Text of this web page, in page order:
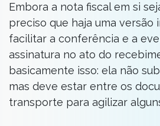
Embora a nota fiscal em si
preciso que haja uma versão
facilitar a conferência e a
assinatura no ato do
basicamente isso: ela não
mas deve estar entre os
transporte para agilizar